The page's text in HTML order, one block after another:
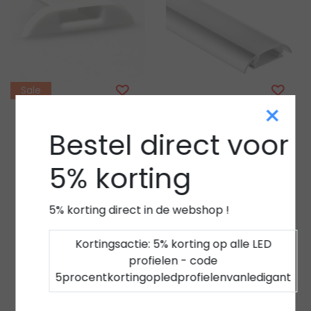
Sale
17ALU eindkap met
kabeldoorvoer
Vergelijk
LED profielen Luksus
LED opbouw profiel
mm x 6,5 mm 17ALU
Varianten beschikbaar
Vergelijk
Bekijken
×
Bestel direct voor
5% korting
5% korting direct in de webshop !
Kortingsactie: 5% korting op alle LED
profielen - code
5procentkortingopledprofielenvanledigant